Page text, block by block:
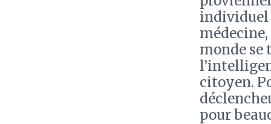
individuel
monde se
citoyen.
pour